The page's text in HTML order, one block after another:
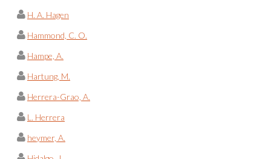
H. A. Hagen
Hammond, C. O.
Hampe, A.
Hartung, M.
Herrera-Grao, A.
L. Herrera
heymer, A.